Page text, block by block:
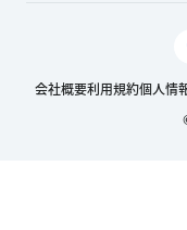
会社概要利用規約個人情